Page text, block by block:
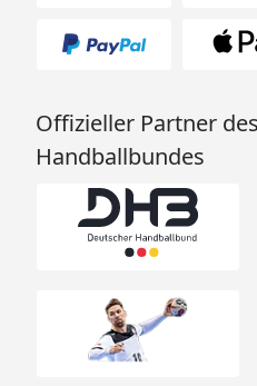
Offizieller Partner
Handballbundes